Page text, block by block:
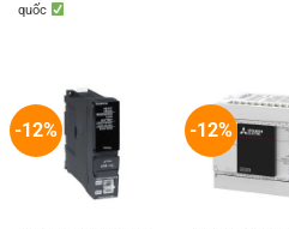
quốc
-12% -12%